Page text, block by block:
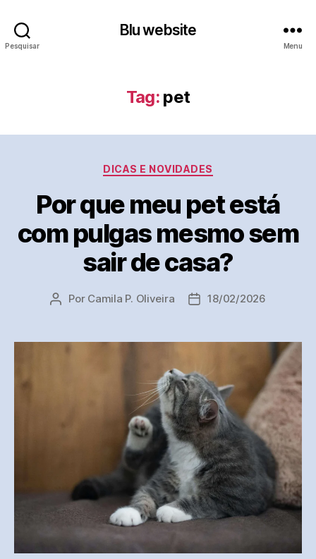
Pesquisar
Blu website
Menu
Tag: pet
Categorias
DICAS E NOVIDADES
Por que meu pet está
com pulgas mesmo sem
sair de casa?
Autor
Por Camila P. Oliveira
Data18/02/2026